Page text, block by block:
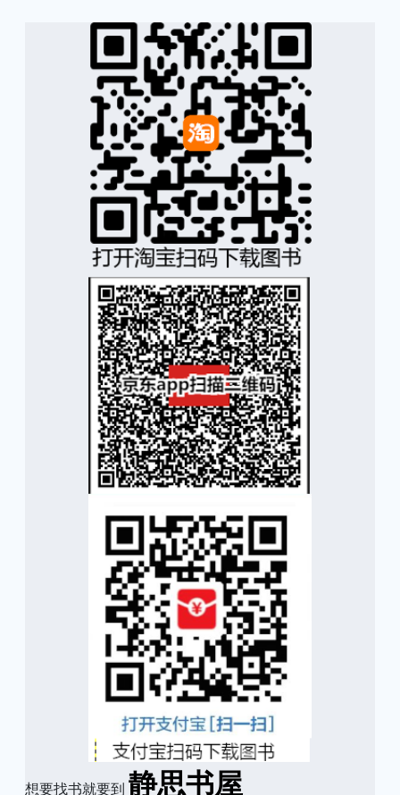
想要找书就要到 静思书屋